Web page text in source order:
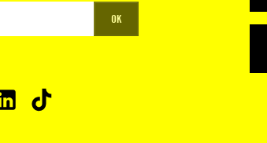
OK